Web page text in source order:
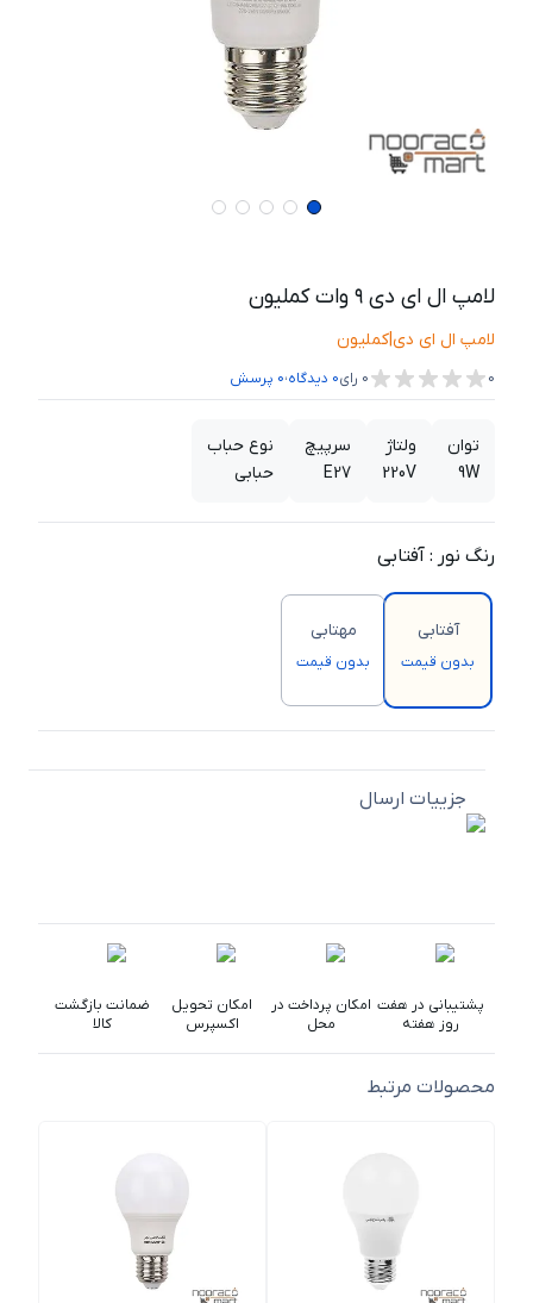
لامپ ال ای دی ۹ وات کملیون
لامپ ال ای دی|کملیون
0
0 رای0 دیدگاه،0 پرسش
توان
9W
ولتاژ
220V
سرپیچ
E27
نوع حباب
حبابی
رنگ نور : آفتابی
آفتابی
بدون قیمت
مهتابی
بدون قیمت
جزییات ارسال
پشتیبانی در هفت
روز هفته
امکان پرداخت در
محل
امکان تحویل
اکسپرس
ضمانت بازگشت
کالا
محصولات مرتبط